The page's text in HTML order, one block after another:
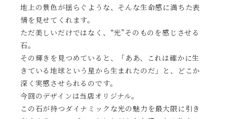
地上の景色が揺らぐような、そんな生命感に満ちた表
情を見せてくれます。
ただ美しいだけではなく、“光”そのものを感じさせる
石。
その輝きを見つめていると、「ああ、これは確かに生
きている地球という星から生まれたのだ」と、どこか
深く実感させられるのです。
今回のデザインは当店オリジナル。
この石が持つダイナミックな光の魅力を最大限に引き